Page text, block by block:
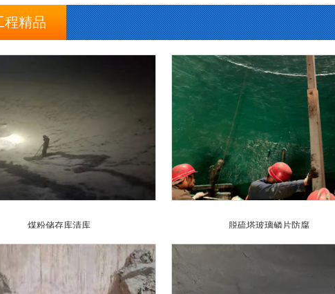
程精品
煤粉储存库清库 脱硫塔玻璃鳞片防腐